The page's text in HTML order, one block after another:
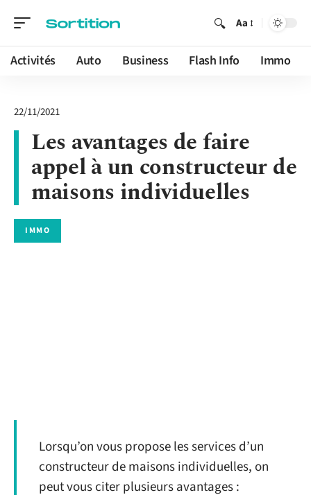
Aa
Activités Auto Business Flash Info Immo
22/11/2021
Les avantages de faire
appel à un constructeur de
maisons individuelles
IMMO
Lorsqu’on vous propose les services d’un
constructeur de maisons individuelles, on
peut vous citer plusieurs avantages :